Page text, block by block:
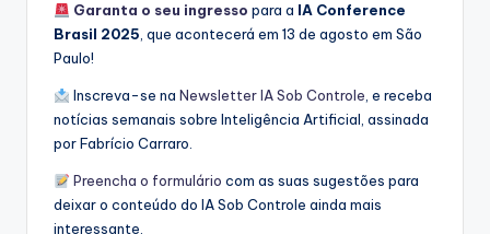
Garanta o seu ingresso para a IA Conference
Brasil 2025, que acontecerá em 13 de agosto em São
Paulo!
Inscreva-se na ⁠⁠Newsletter IA Sob Controle⁠⁠, e receba
notícias semanais sobre Inteligência Artificial, assinada
por Fabrício Carraro.
⁠⁠Preencha o formulário⁠⁠ com as suas sugestões para
deixar o conteúdo do IA Sob Controle ainda mais
interessante.